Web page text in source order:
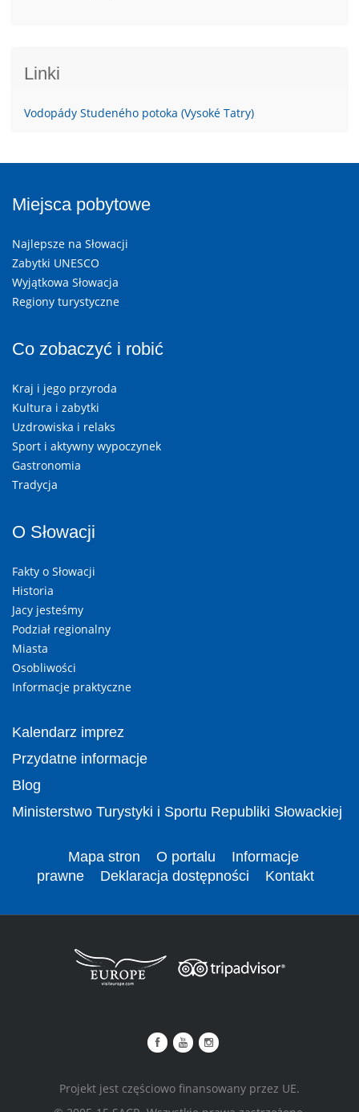
Linki
Vodopády Studeného potoka (Vysoké Tatry)
Miejsca pobytowe
Najlepsze na Słowacji
Zabytki UNESCO
Wyjątkowa Słowacja
Regiony turystyczne
Co zobaczyć i robić
Kraj i jego przyroda
Kultura i zabytki
Uzdrowiska i relaks
Sport i aktywny wypoczynek
Gastronomia
Tradycja
O Słowacji
Fakty o Słowacji
Historia
Jacy jesteśmy
Podział regionalny
Miasta
Osobliwości
Informacje praktyczne
Kalendarz imprez
Przydatne informacje
Blog
Ministerstwo Turystyki i Sportu Republiki Słowackiej
Mapa stron O portalu
Informacje
prawne
Deklaracja dostępności Kontakt
Projekt jest częściowo finansowany przez UE.